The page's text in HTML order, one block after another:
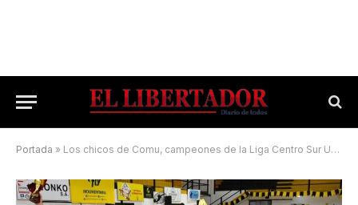
Portada » Los chicos de Comu, campeones de la Liga Centro Sur U12 mixto